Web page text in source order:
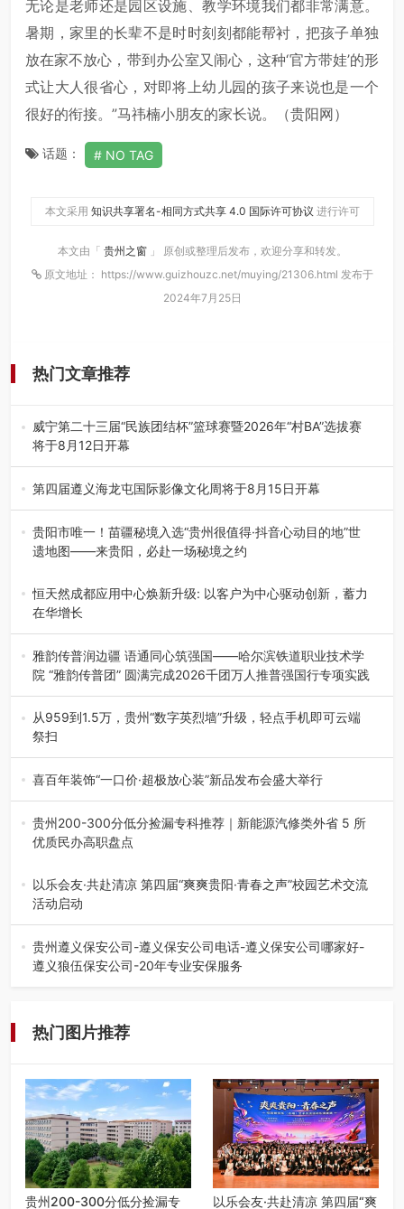
无论是老师还是园区设施、教学环境我们都非常满意。
暑期，家里的长辈不是时时刻刻都能帮衬，把孩子单独
放在家不放心，带到办公室又闹心，这种‘官方带娃’的形
式让大人很省心，对即将上幼儿园的孩子来说也是一个
很好的衔接。”马祎楠小朋友的家长说。（贵阳网）
话题： NO TAG
本文采用 知识共享署名-相同方式共享 4.0 国际许可协议 进行许可
本文由「 贵州之窗 」 原创或整理后发布，欢迎分享和转发。
原文地址： https://www.guizhouzc.net/muying/21306.html 发布于
2024年7月25日
热门文章推荐
威宁第二十三届“民族团结杯”篮球赛暨2026年“村BA”选拔赛
将于8月12日开幕
8月7日，威宁彝族回族苗族自治县第二十三届“民族团结
杯”篮球赛暨2026年“村B…
第四届遵义海龙屯国际影像文化周将于8月15日开幕
8月7日，第四届遵义海龙屯国际影像文化周媒体通气会在世
界文化遗产地海龙屯核心景区…
贵阳市唯一！苗疆秘境入选“贵州很值得·抖音心动目的地”世
遗地图——来贵阳，必赴一场秘境之约
地”（贵州站）主题…
恒天然成都应用中心焕新升级: 以客户为中心驱动创新，蓄力
在华增长
融合全球研发实力与本土洞察，深化客户共创，赋能西南市
场创新发展 （7月27日，成…
雅韵传普润边疆 语通同心筑强国——哈尔滨铁道职业技术学
院 “雅韵传普团” 圆满完成2026千团万人推普强国行专项实践
为扎实推进2026“千团万人推普强国行”大学生暑期社会实
践，牢牢紧扣 “雅韵传普…
从959到1.5万，贵州“数字英烈墙”升级，轻点手机即可云端
祭扫
八一建军节到来之际，由贵州省退役军人事务厅指导，贵阳
市退役军人事务局联合贵州广电…
喜百年装饰“一口价·超极放心装”新品发布会盛大举行
2026年7月31日，喜百年装饰“一口价·超极放心装”新品发布
会在贵阳隆重举行。…
贵州200-300分低分捡漏专科推荐｜新能源汽修类外省 5 所
优质民办高职盘点
的省内工科、新能源汽车…
以乐会友·共赴清凉 第四届“爽爽贵阳·青春之声”校园艺术交流
活动启动
七月的贵阳，清风送爽，第四届“爽爽贵阳·青春之声”校园管
弦乐（合唱）艺术交流活动…
贵州遵义保安公司-遵义保安公司电话-遵义保安公司哪家好-
遵义狼伍保安公司-20年专业安保服务
热门图片推荐
贵州200-300分低分捡漏专 以乐会友·共赴清凉 第四届“爽